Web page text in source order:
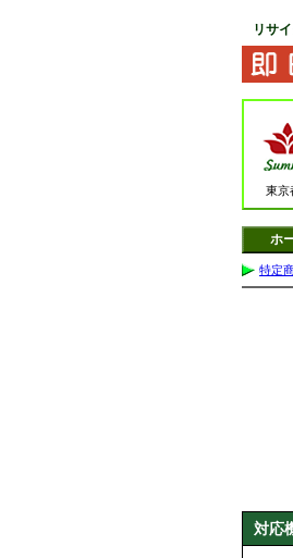
リサ
東京
ホ
特定
対応